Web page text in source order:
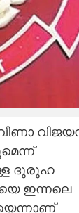
ദുരൂഹ
ഇന്നലെ